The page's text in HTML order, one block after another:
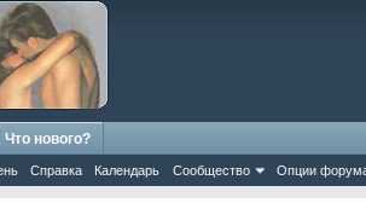
Справка Календарь Сообщество Опции
Что нового?